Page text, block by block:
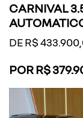
CARNIVAL
DE R$
POR R$